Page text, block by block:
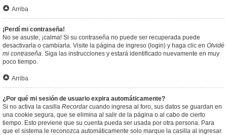
Arriba
¡Perdí mi contraseña!
No se asuste, ¡calma! Si su contraseña no puede ser recuperada puede
desactivarla o cambiarla. Visite la página de ingreso (login) y haga clic en Olvidé
mi contraseña. Siga las instrucciones y estará identificado nuevamente en muy
poco tiempo.
Arriba
¿Por qué mi sesión de usuario expira automáticamente?
Si no activa la casilla Recordarcuando ingresa al foro, sus datos se guardan en
una cookie segura, que se elimina al salir de la página o al cabo de cierto
tiempo. Esto previene que su cuenta pueda ser usada por otra persona. Para
que el sistema le reconozca automáticamente solo marque la casilla al ingresar.